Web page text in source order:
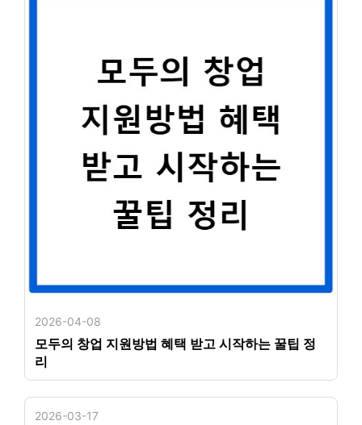
2026-04-08
모두의 창업 지원방법 혜택 받고 시작하는 꿀팁 정
리
2026-03-17